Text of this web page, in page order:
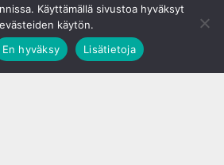
Käyttämällä sivustoa hyväksyt
evästeiden käytön.
En hyväksy Lisätietoja